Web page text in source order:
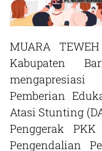
MUARA
Kabupaten
Pemberian
Atasi Stunting
Penggerak
Pengendalian